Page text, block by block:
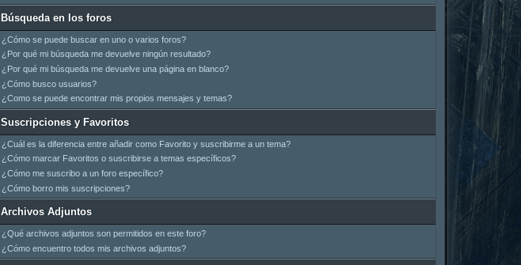
Búsqueda en los foros
¿Cómo se puede buscar en uno o varios foros?
¿Por qué mi búsqueda me devuelve ningún resultado?
¿Por qué mi búsqueda me devuelve una página en blanco?
¿Cómo busco usuarios?
¿Como se puede encontrar mis propios mensajes y temas?
Suscripciones y Favoritos
¿Cuál es la diferencia entre añadir como Favorito y suscribirme a un tema?
¿Cómo marcar Favoritos o suscribirse a temas específicos?
¿Cómo me suscribo a un foro específico?
¿Cómo borro mis suscripciones?
Archivos Adjuntos
¿Qué archivos adjuntos son permitidos en este foro?
¿Cómo encuentro todos mis archivos adjuntos?